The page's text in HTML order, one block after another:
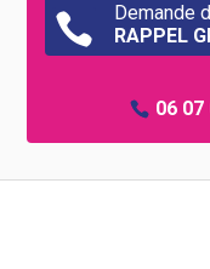

Demande
RAPPEL
06 07